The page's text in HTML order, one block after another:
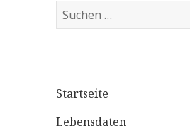
Suchen
nach:
Startseite
Lebensdaten